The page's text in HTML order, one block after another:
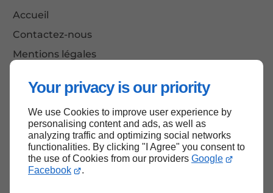
Your privacy is our priority
We use Cookies to improve user experience by
personalising content and ads, as well as
analyzing traffic and optimizing social networks
functionalities. By clicking "I Agree" you consent to
the use of Cookies from our providers Google
Facebook
.
Accueil
Contactez-nous
Mentions légales
Haut de page